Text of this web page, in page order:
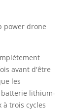
power drone
avant d'être
les
batterie lithium-
trois cycles